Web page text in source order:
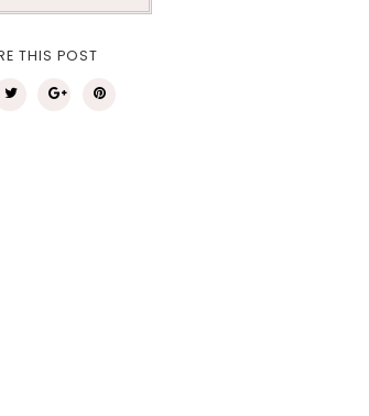
THIS POST